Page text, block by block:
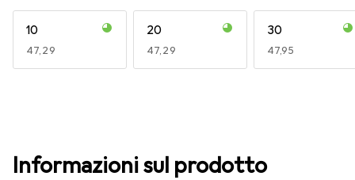
10
EUR
47,29
20
EUR
47,29
30
EUR
47,95
Informazioni sul prodotto